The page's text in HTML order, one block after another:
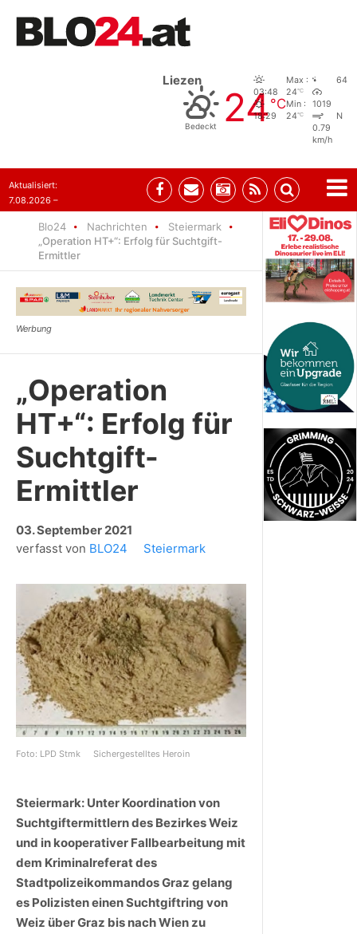
Liezen
Bedeckt 24°C
03:48
18:29
Max :
24°C
Min :
24°C
64
1019
N
0.79
km/h
Aktualisiert:
7.08.2026 –
Blo24 Nachrichten
Steiermark
„Operation HT+“: Erfolg für Suchtgift-
Ermittler
„Operation
HT+“: Erfolg für
Suchtgift-
Ermittler
03. September 2021
verfasst von BLO24 Steiermark
Foto: LPD Stmk Sichergestelltes Heroin
Steiermark: Unter Koordination von
Suchtgiftermittlern des Bezirkes Weiz
und in kooperativer Fallbearbeitung mit
dem Kriminalreferat des
Stadtpolizeikommandos Graz gelang
es Polizisten einen Suchtgiftring von
Weiz über Graz bis nach Wien zu